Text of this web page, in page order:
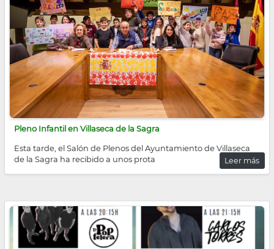
Pleno Infantil en Villaseca de la Sagra
Esta tarde, el Salón de Plenos del Ayuntamiento de Villaseca
de la Sagra ha recibido a unos prota
Leer más